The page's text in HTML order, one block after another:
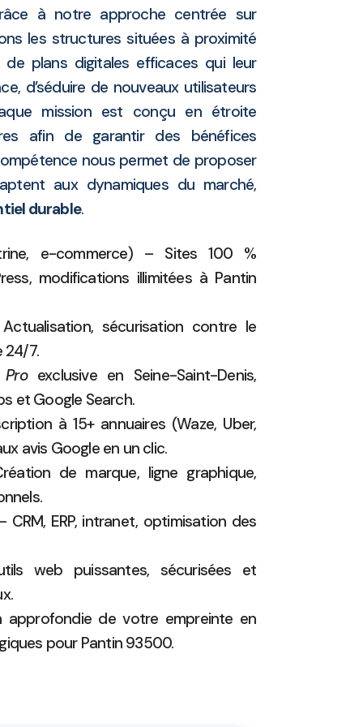
à notre approche centrée sur
les structures situées à proximité
plans digitales efficaces qui leur
d’séduire de nouveaux utilisateurs
mission est conçu en étroite
afin de garantir des bénéfices
nous permet de proposer
aux dynamiques du marché,
durable.
e-commerce) – Sites 100 %
modifications illimitées à Pantin
sécurisation contre le
24/7.
exclusive en Seine-Saint-Denis,
et Google Search.
à 15+ annuaires (Waze, Uber,
avis Google en un clic.
de marque, ligne graphique,
CRM, ERP, intranet, optimisation des
web puissantes, sécurisées et
approfondie de votre empreinte en
pour Pantin 93500.